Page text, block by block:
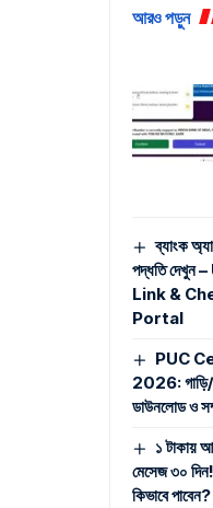
আরও পড়ুন
ব্যাংক
পদ্ধতি
Link &
Portal
PUC
2026: গাড়ি/
ডাউনলোড ও
১ টাকায়
মেসেজ ৩০
কিভাবে